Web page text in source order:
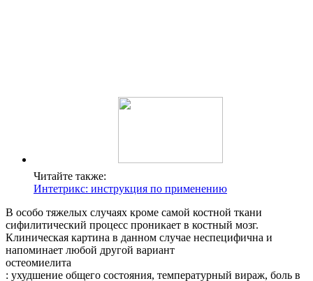
Читайте также:
Интетрикс: инструкция по применению
В особо тяжелых случаях кроме самой костной ткани
сифилитический процесс проникает в костный мозг.
Клиническая картина в данном случае неспецифична и
напоминает любой другой вариант
остеомиелита
: ухудшение общего состояния, температурный вираж, боль в